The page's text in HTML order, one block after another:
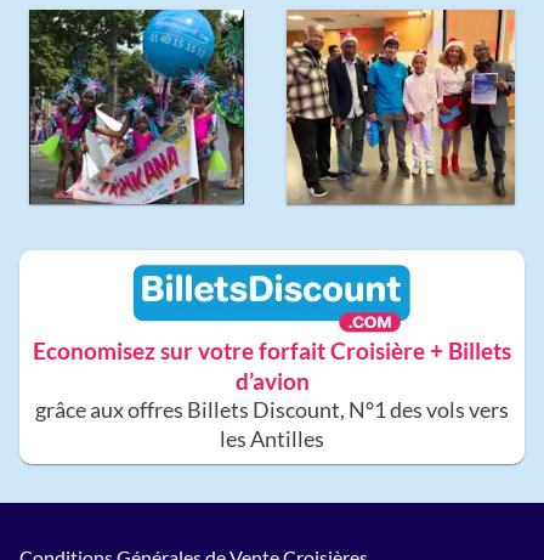
Economisez sur votre forfait Croisière + Billets
d’avion
grâce aux offres Billets Discount, N°1 des vols vers
les Antilles